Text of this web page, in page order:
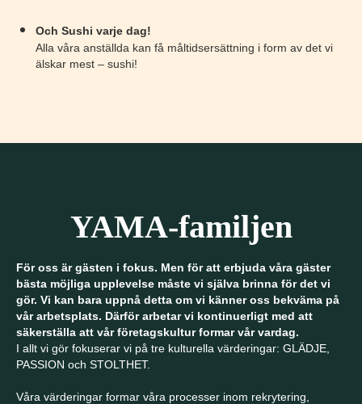
Och Sushi varje dag!
Alla våra anställda kan få måltidsersättning i form av det vi
älskar mest – sushi!
YAMA-familjen
För oss är gästen i fokus. Men för att erbjuda våra gäster
bästa möjliga upplevelse måste vi själva brinna för det vi
gör. Vi kan bara uppnå detta om vi känner oss bekväma på
vår arbetsplats. Därför arbetar vi kontinuerligt med att
säkerställa att vår företagskultur formar vår vardag.
I allt vi gör fokuserar vi på tre kulturella värderingar: GLÄDJE,
PASSION och STOLTHET.
Våra värderingar formar våra processer inom rekrytering,